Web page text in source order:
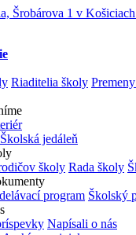
Riaditelia školy
Školská jedáleň
školy Rada školy
program Školský
Napísali o nás